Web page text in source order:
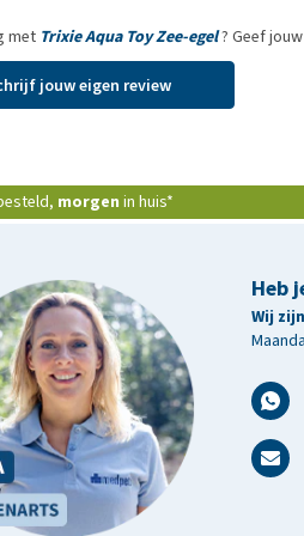
met Trixie Aqua Toy Zee-egel? Geef
jouw eigen review
morgen in huis*
Heb
Wij